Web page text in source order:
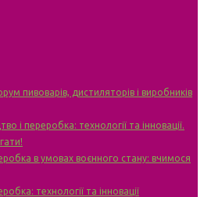
пивоварів, дистиляторів і виробників
і переробка: технології та інновації.
в умовах воєнного стану: вчимося
технології та інновації